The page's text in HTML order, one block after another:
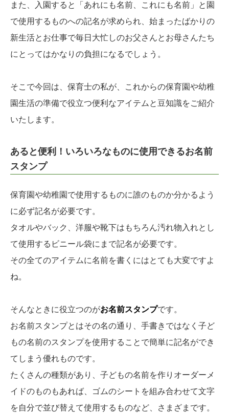
また、入園すると「あれにも名前、これにも名前」と園
で使用するものへの記名が求められ、始まったばかりの
新生活とお仕事で毎日大忙しのお父さんとお母さんたち
にとってはかなりの負担になるでしょう。
そこで今回は、保育士の私が、これからの保育園や幼稚
園生活の準備で役立つ便利なアイテムと豆知識をご紹介
いたします。
あると便利！いろいろなものに使用できるお名前
スタンプ
保育園や幼稚園で使用するものに誰のものか分かるよう
に必ず記名が必要です。
タオルやバック、洋服や靴下はもちろん汚れ物入れとし
て使用するビニール袋にまで記名が必要です。
その全てのアイテムに名前を書くにはとても大変ですよ
ね。
そんなときに役立つのがお名前スタンプです。
お名前スタンプとはその名の通り、手書きではなく子ど
もの名前のスタンプを使用することで簡単に記名ができ
てしまう優れものです。
たくさんの種類があり、子どもの名前を作りオーダーメ
イドのものもあれば、ゴムのシートを組み合わせて文字
を自分で並び替えて使用するものなど、さまざまです。